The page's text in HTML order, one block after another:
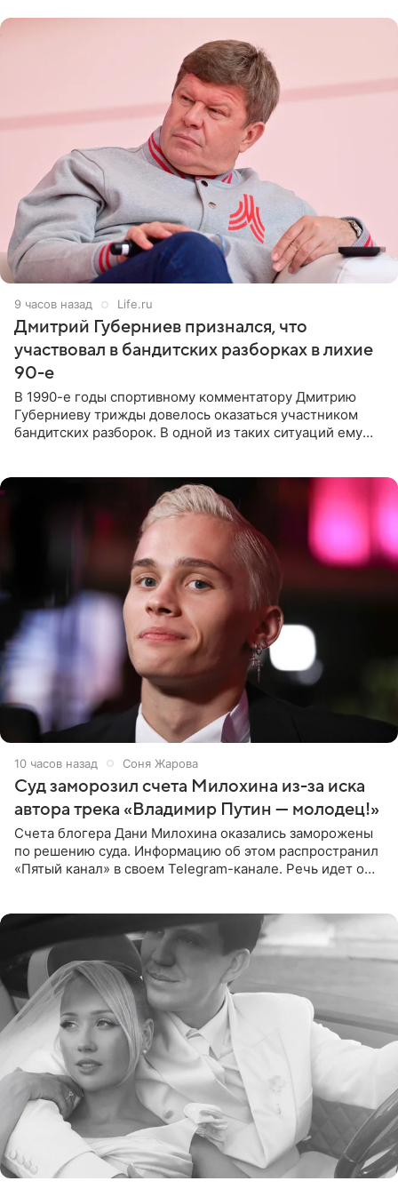
9 часов назад Life.ru
Дмитрий Губерниев признался, что
участвовал в бандитских разборках в лихие
90-е
В 1990-е годы спортивному комментатору Дмитрию
Губерниеву трижды довелось оказаться участником
бандитских разборок. В одной из таких ситуаций ему
10 часов назад Соня Жарова
Суд заморозил счета Милохина из-за иска
автора трека «Владимир Путин — молодец!»
Счета блогера Дани Милохина оказались заморожены
по решению суда. Информацию об этом распространил
«Пятый канал» в своем Telegram-канале. Речь идет о